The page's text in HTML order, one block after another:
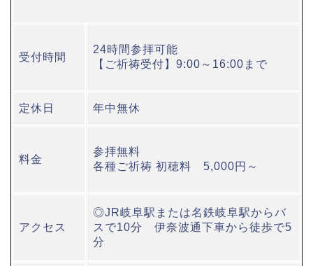
受付時間
24時間参拝可能
【ご祈祷受付】9:00～16:00まで
定休日 年中無休
料金
参拝無料
各種ご祈祷 初穂料 5,000円～
アクセス
◎JR岐阜駅または名鉄岐阜駅からバ
スで10分 伊奈波通下車から徒歩で5
分